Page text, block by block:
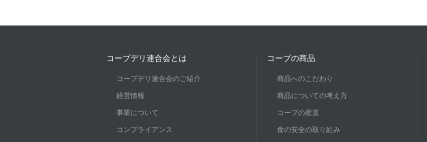
コープデリ連合会とは
コープデリ連合会のご紹介
経営情報
事業について
コンプライアンス
コープの商品
商品へのこだわり
商品についての考え方
コープの産直
食の安全の取り組み